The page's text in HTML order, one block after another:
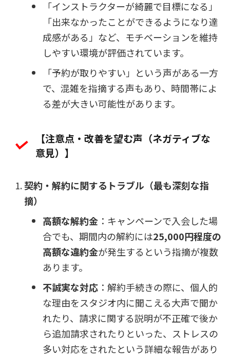
「インストラクターが綺麗で目標になる」
「出来なかったことができるようになり達
成感がある」など、モチベーションを維持
しやすい環境が評価されています。
「予約が取りやすい」という声がある一方
で、混雑を指摘する声もあり、時間帯によ
る差が大きい可能性があります。
【注意点・改善を望む声（ネガティブな
意見）】
契約・解約に関するトラブル（最も深刻な指
摘）
高額な解約金 ：キャンペーンで入会した場
合でも、期間内の解約には25,000円程度の
高額な違約金が発生するという指摘が複数
あります。
不誠実な対応 ：解約手続きの際に、個人的
な理由をスタジオ内に聞こえる大声で聞か
れたり、請求に関する説明が不正確で後か
ら追加請求されたりといった、ストレスの
多い対応をされたという詳細な報告があり